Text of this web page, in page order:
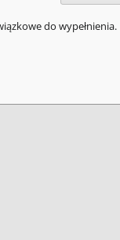
do wypełnienia.